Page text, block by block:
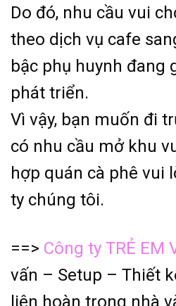
Do đó, nhu cầu vui
theo dịch vụ cafe
bậc phụ huynh đang
phát triển.
Vì vậy, bạn muốn đi
có nhu cầu mở khu
hợp quán cà phê vui
ty chúng tôi.
==> Công ty TRẺ EM
vấn – Setup – Thiết
liên hoàn trong nhà